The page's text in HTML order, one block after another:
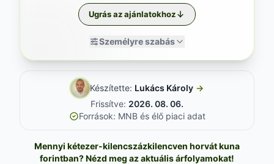
Személyre szabás
Ugrás az ajánlatokhoz
Készítette: Lukács Károly →
Frissítve: 2026. 08. 06.
Források: MNB és élő piaci adat
Mennyi kétezer-kilencszázkilencven horvát kuna
forintban? Nézd meg az aktuális árfolyamokat!